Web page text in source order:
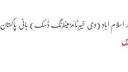
اباد (دی خیبرٹائمزمینٹرنگ ڈٰسک) بانی پاکستان